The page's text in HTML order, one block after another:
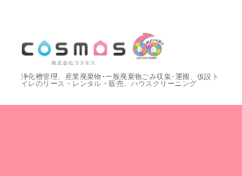
浄化槽管理、産業廃棄物･一般廃棄物ごみ収集･運搬、仮設ト
イレのリース・レンタル・販売、ハウスクリーニング